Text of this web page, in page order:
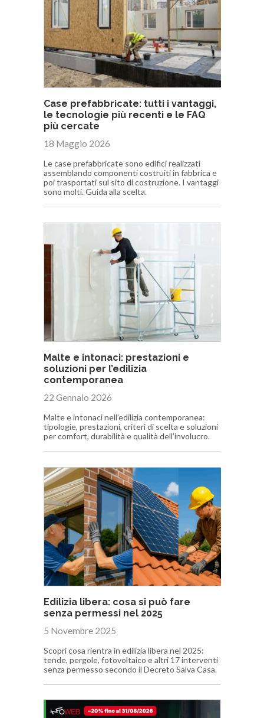
Case prefabbricate: tutti i vantaggi,
le tecnologie più recenti e le FAQ
più cercate
18 Maggio 2026
Le case prefabbricate sono edifici realizzati
assemblando componenti costruiti in fabbrica e
poi trasportati sul sito di costruzione. I vantaggi
sono molti. Guida alla scelta.
Malte e intonaci: prestazioni e
soluzioni per l’edilizia
contemporanea
22 Gennaio 2026
Malte e intonaci nell’edilizia contemporanea:
tipologie, prestazioni, criteri di scelta e soluzioni
per comfort, durabilità e qualità dell’involucro.
Edilizia libera: cosa si può fare
senza permessi nel 2025
5 Novembre 2025
Scopri cosa rientra in edilizia libera nel 2025:
tende, pergole, fotovoltaico e altri 17 interventi
senza permesso secondo il Decreto Salva Casa.